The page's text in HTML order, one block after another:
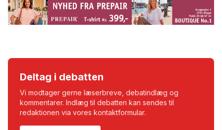
Deltag i debatten
Vi modtager gerne læserbreve, debatindlæg og
kommentarer. Indlæg til debatten kan sendes til
redaktionen via vores kontaktformular.